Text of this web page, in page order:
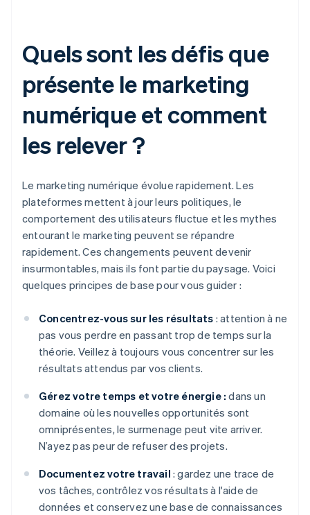
Quels sont les défis que
présente le marketing
numérique et comment
les relever ?
Le marketing numérique évolue rapidement. Les
plateformes mettent à jour leurs politiques, le
comportement des utilisateurs fluctue et les mythes
entourant le marketing peuvent se répandre
rapidement. Ces changements peuvent devenir
insurmontables, mais ils font partie du paysage. Voici
quelques principes de base pour vous guider :
Concentrez-vous sur les résultats : attention à ne
pas vous perdre en passant trop de temps sur la
théorie. Veillez à toujours vous concentrer sur les
résultats attendus par vos clients.
Gérez votre temps et votre énergie : dans un
domaine où les nouvelles opportunités sont
omniprésentes, le surmenage peut vite arriver.
N’ayez pas peur de refuser des projets.
Documentez votre travail : gardez une trace de
vos tâches, contrôlez vos résultats à l'aide de
données et conservez une base de connaissances